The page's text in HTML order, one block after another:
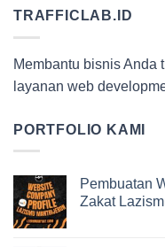
TRAFFICLAB.ID
Membantu bisnis Anda
layanan web
PORTFOLIO KAMI
Pembuatan
Zakat